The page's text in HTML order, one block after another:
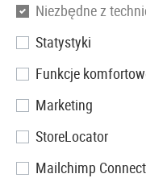
65 Produkty
Niezbędne z
Statystyki
Funkcje
Marketing
StoreLocator
Mailchimp